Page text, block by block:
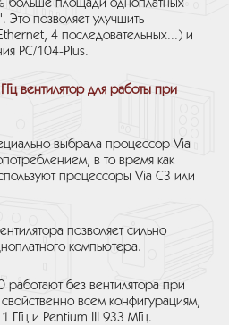
больше площади одноплатных
позволяет улучшить
4 последовательных...) и
PC/104-Plus.
вентилятор для работы при
выбрала процессор Via
в то время как
процессоры Via C3 или
позволяет сильно
компьютера.
работают без вентилятора при
всем конфигурациям,
ГГц и Pentium III 933 МГц.